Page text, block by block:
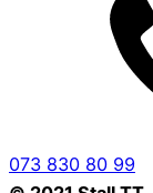
073 830 80 99